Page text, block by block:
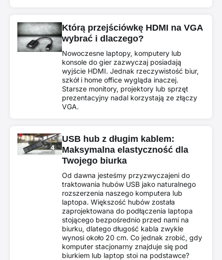
Którą przejściówkę HDMI na VGA
wybrać i dlaczego?
Nowoczesne laptopy, komputery lub
konsole do gier zazwyczaj posiadają
wyjście HDMI. Jednak rzeczywistość biur,
szkół i home office wygląda inaczej.
Starsze monitory, projektory lub sprzęt
prezentacyjny nadal korzystają ze złączy
VGA.
USB hub z długim kablem:
Maksymalna elastyczność dla
Twojego biurka
Od dawna jesteśmy przyzwyczajeni do
traktowania hubów USB jako naturalnego
rozszerzenia naszego komputera lub
laptopa. Większość hubów została
zaprojektowana do podłączenia laptopa
stojącego bezpośrednio przed nami na
biurku, dlatego długość kabla zwykle
wynosi około 20 cm. Co jednak zrobić, gdy
komputer stacjonarny znajduje się pod
biurkiem lub laptop stoi na podstawce?